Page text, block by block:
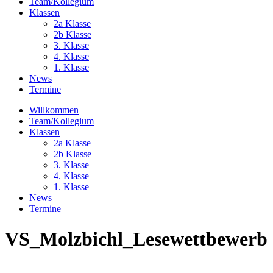
Klassen
2a Klasse
2b Klasse
3. Klasse
4. Klasse
1. Klasse
News
Termine
Willkommen
Team/Kollegium
Klassen
2a Klasse
2b Klasse
3. Klasse
4. Klasse
1. Klasse
News
Termine
VS_Molzbichl_Lesewettbewerb